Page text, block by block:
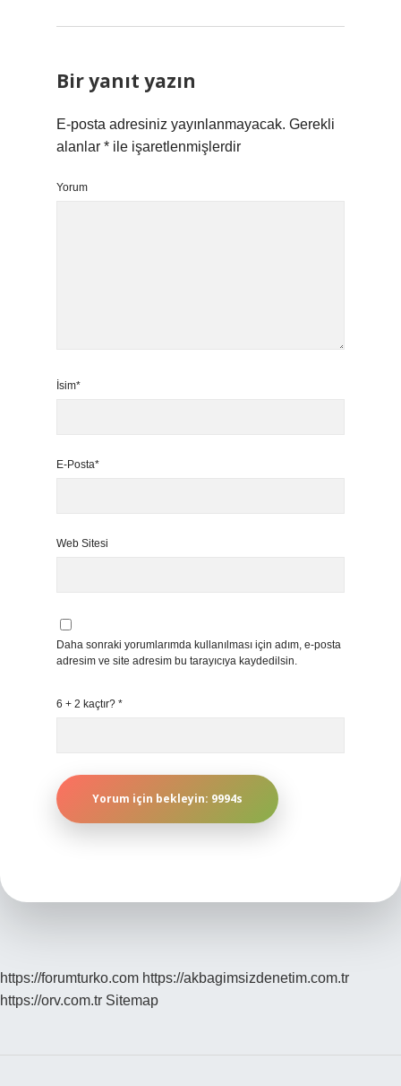
Bir yanıt yazın
E-posta adresiniz yayınlanmayacak. Gerekli
alanlar * ile işaretlenmişlerdir
Yorum
İsim*
E-Posta*
Web Sitesi
Daha sonraki yorumlarımda kullanılması için adım, e-posta
adresim ve site adresim bu tarayıcıya kaydedilsin.
6 + 2 kaçtır? *
https://forumturko.com https://akbagimsizdenetim.com.tr
https://orv.com.tr Sitemap